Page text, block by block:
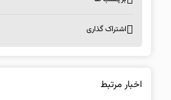
اشتراک گذاری
اخبار مرتبط